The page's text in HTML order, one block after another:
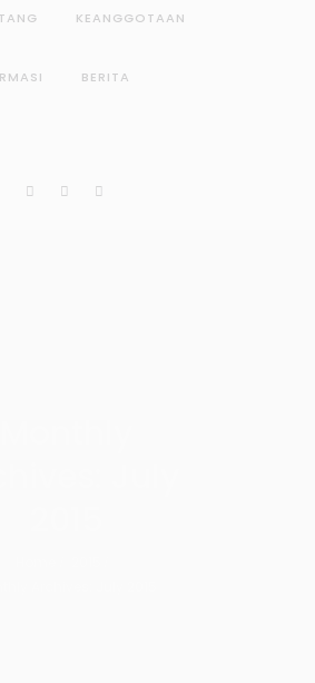
KEANGGOTAAN
BERITA